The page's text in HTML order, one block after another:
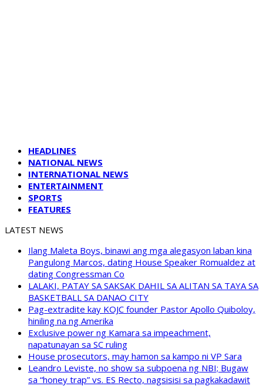
HEADLINES
NATIONAL NEWS
INTERNATIONAL NEWS
ENTERTAINMENT
SPORTS
FEATURES
LATEST NEWS
Ilang Maleta Boys, binawi ang mga alegasyon laban kina
Pangulong Marcos, dating House Speaker Romualdez at
dating Congressman Co
LALAKI, PATAY SA SAKSAK DAHIL SA ALITAN SA TAYA SA
BASKETBALL SA DANAO CITY
Pag-extradite kay KOJC founder Pastor Apollo Quiboloy,
hiniling na ng Amerika
Exclusive power ng Kamara sa impeachment,
napatunayan sa SC ruling
House prosecutors, may hamon sa kampo ni VP Sara
Leandro Leviste, no show sa subpoena ng NBI; Bugaw
sa “honey trap” vs. ES Recto, nagsisisi sa pagkakadawit